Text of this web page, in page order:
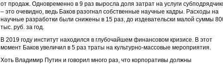
от продаж. Одновременно в 9 раз выросла доля затрат на услуги
– это очевидно, ведь Баков разогнал собственные научные кадры. Расходы на
научные разработки были снижены в 15 раз, до издевательски малой суммы
тыс. руб. за год.
В 2019 году институт находился в глубочайшем финансовом кризисе. В этот
момент Баков увеличил в 5 раз траты на культурно-массовые мероприятия.
Хоть Владимир Путин и говорил много раз, что корпоративы должны